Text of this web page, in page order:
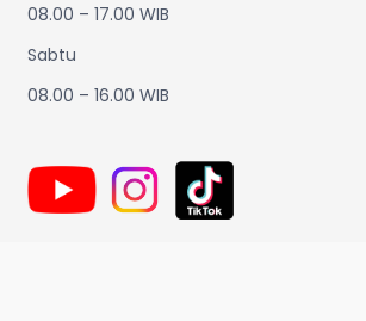
08.00 – 17.00 WIB
Sabtu
08.00 – 16.00 WIB